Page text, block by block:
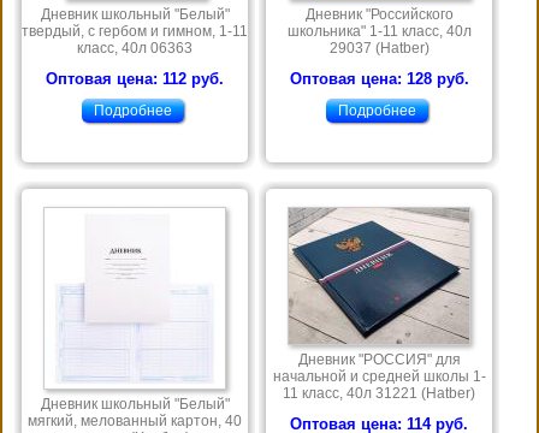
Дневник школьный "Белый"
твердый, с гербом и гимном, 1-11
класс, 40л 06363
Оптовая цена: 112 руб.
Подробнее
Дневник "Российского
школьника" 1-11 класс, 40л
29037 (Hatber)
Оптовая цена: 128 руб.
Подробнее
Дневник школьный "Белый"
мягкий, мелованный картон, 40
Дневник "РОССИЯ" для
начальной и средней школы 1-
11 класс, 40л 31221 (Hatber)
Оптовая цена: 114 руб.